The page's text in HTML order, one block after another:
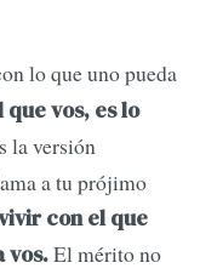
lo que uno pueda
vos, es lo
la versión
a tu prójimo
con el que
vos.El mérito no